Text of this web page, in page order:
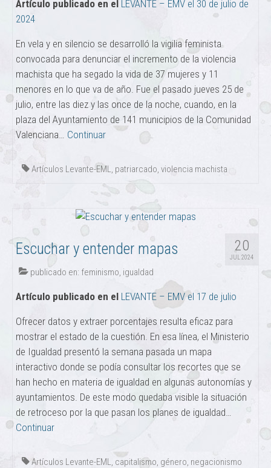
Artículo publicado en el LEVANTE – EMV el 30 de julio de
2024
En vela y en silencio se desarrolló la vigilia feminista
convocada para denunciar el incremento de la violencia
machista que ha segado la vida de 37 mujeres y 11
menores en lo que va de año. Fue el pasado jueves 25 de
julio, entre las diez y las once de la noche, cuando, en la
plaza del Ayuntamiento de 141 municipios de la Comunidad
Valenciana… Continuar
Artículos Levante-EML, patriarcado, violencia machista
20
JUL 2024
Escuchar y entender mapas
publicado en: feminismo, igualdad
Artículo publicado en el LEVANTE – EMV el 17 de julio
Ofrecer datos y extraer porcentajes resulta eficaz para
mostrar el estado de la cuestión. En esa línea, el Ministerio
de Igualdad presentó la semana pasada un mapa
interactivo donde se podía consultar los recortes que se
han hecho en materia de igualdad en algunas autonomías y
ayuntamientos. De este modo quedaba visible la situación
de retroceso por la que pasan los planes de igualdad…
Continuar
Artículos Levante-EML, capitalismo, género, negacionismo